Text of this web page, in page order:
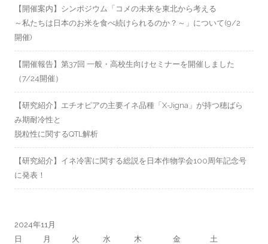
【開催案内】シンポジウム「コメの未来を東北から考える
～私たちは日本のお米を食べ続けられるのか？～」について(9/2
開催)
【開催報告】第37回 一般・高校生向けセミナーを開催しました
（7/24開催）
【研究紹介】エチオピアの主要イネ品種「X-Jigna」が持つ穂ばら
み期耐冷性と
脱粒性に関するQTL解析
【研究紹介】イネ冷害に関する総説を日本作物学会100周年記念号
に発表！
2024年11月
日
月 火 水 木 金 土